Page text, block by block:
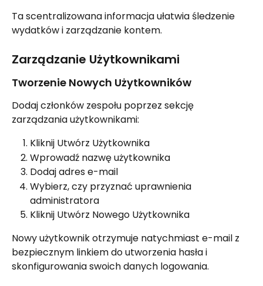
Ta scentralizowana informacja ułatwia śledzenie
wydatków i zarządzanie kontem.
Zarządzanie Użytkownikami
Tworzenie Nowych Użytkowników
Dodaj członków zespołu poprzez sekcję
zarządzania użytkownikami:
Kliknij Utwórz Użytkownika
Wprowadź nazwę użytkownika
Dodaj adres e-mail
Wybierz, czy przyznać uprawnienia
administratora
Kliknij Utwórz Nowego Użytkownika
Nowy użytkownik otrzymuje natychmiast e-mail z
bezpiecznym linkiem do utworzenia hasła i
skonfigurowania swoich danych logowania.